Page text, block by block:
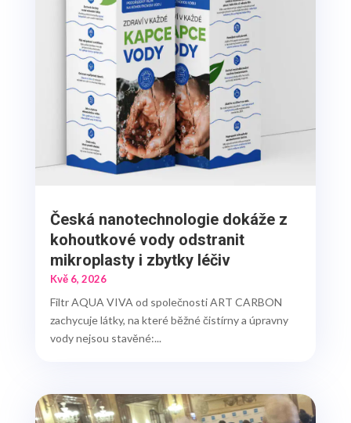
Česká nanotechnologie dokáže z
kohoutkové vody odstranit
mikroplasty i zbytky léčiv
Kvě 6, 2026
Filtr AQUA VIVA od společnosti ART CARBON
zachycuje látky, na které běžné čistírny a úpravny
vody nejsou stavěné:...